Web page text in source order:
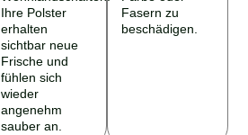
Ihre Polster
erhalten
sichtbar neue
Frische und
fühlen sich
wieder
angenehm
sauber an.
Fasern zu
beschädigen.